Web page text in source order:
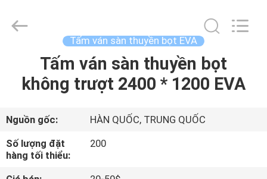
TRANG
CHỦ
CÁC
SẢN
PHẨM
trading
Co.,Ltd.
Tấm ván sàn thuyền bọt EVA
Tấm ván sàn thuyền bọt
không trượt 2400 * 1200 EVA
Nguồn gốc:
HÀN QUỐC, TRUNG QUỐC
Số lượng đặt
hàng tối thiểu:
200